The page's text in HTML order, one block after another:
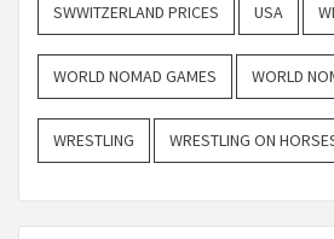
SWWITZERLAND PRICES USA
WORLD NOMAD GAMES WORLD
WRESTLING WRESTLING ON